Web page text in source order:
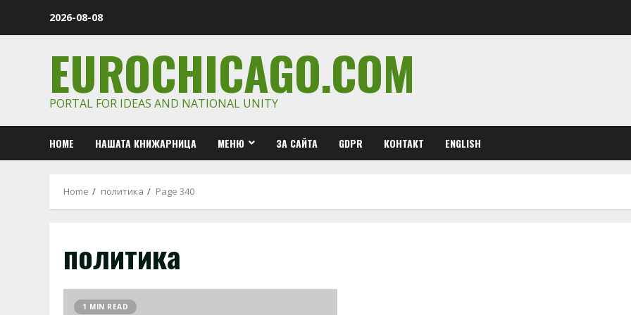
2026-08-08
EUROCHICAGO.COM
PORTAL FOR IDEAS AND NATIONAL UNITY
HOME НАШАТА КНИЖАРНИЦА МЕНЮ ЗА САЙТА GDPR КОНТАКТ ENGLISH
Home политика Page 340
политика
1 MIN READ